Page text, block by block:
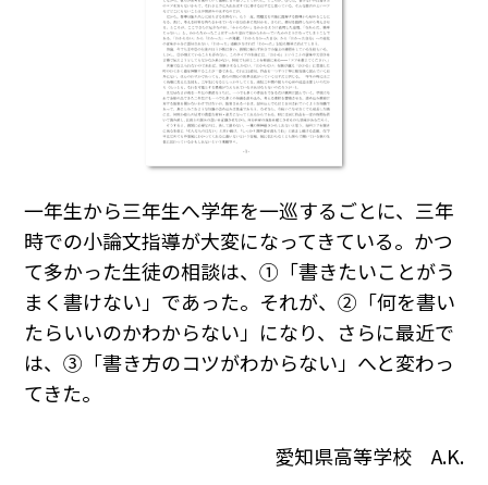
一年生から三年生へ学年を一巡するごとに、三年
時での小論文指導が大変になってきている。かつ
て多かった生徒の相談は、①「書きたいことがう
まく書けない」であった。それが、②「何を書い
たらいいのかわからない」になり、さらに最近で
は、③「書き方のコツがわからない」へと変わっ
てきた。
愛知県高等学校 A.K.